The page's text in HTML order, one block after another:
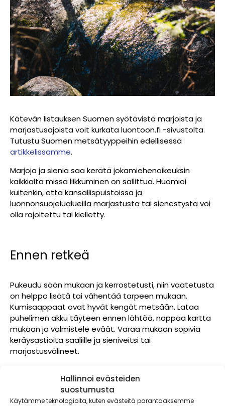
Hallinnoi evästeiden
suostumusta
Käytämme teknologioita, kuten evästeitä parantaaksemme
Kätevän listauksen Suomen syötävistä marjoista ja
marjastusajoista voit kurkata luontoon.fi -sivustolta.
Tutustu Suomen metsätyyppeihin edellisessä
artikkelissamme.
Marjoja ja sieniä saa kerätä jokamiehenoikeuksin
kaikkialta missä liikkuminen on sallittua. Huomioi
kuitenkin, että kansallispuistoissa ja
luonnonsuojelualueilla marjastusta tai sienestystä voi
olla rajoitettu tai kielletty.
Ennen retkeä
Pukeudu sään mukaan ja kerrostetusti, niin vaatetusta
on helppo lisätä tai vähentää tarpeen mukaan.
Kumisaappaat ovat hyvät kengät metsään. Lataa
puhelimen akku täyteen ennen lähtöä, nappaa kartta
mukaan ja valmistele eväät. Varaa mukaan sopivia
keräysastioita saaliille ja sieniveitsi tai
marjastusvälineet.
Sieniä kerätään yhtä lajia yhteen astiaan ja saalis
kannattaa siistiä jo metsässä. Ilmava kori on sienille
paras. Marjoja voi kerätä ämpäriin tai pienempiin